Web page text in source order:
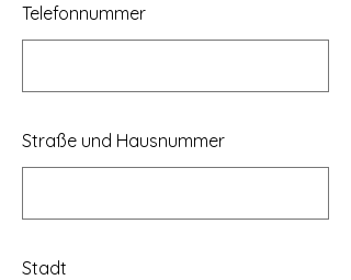
Telefonnummer
Straße und Hausnummer
Stadt